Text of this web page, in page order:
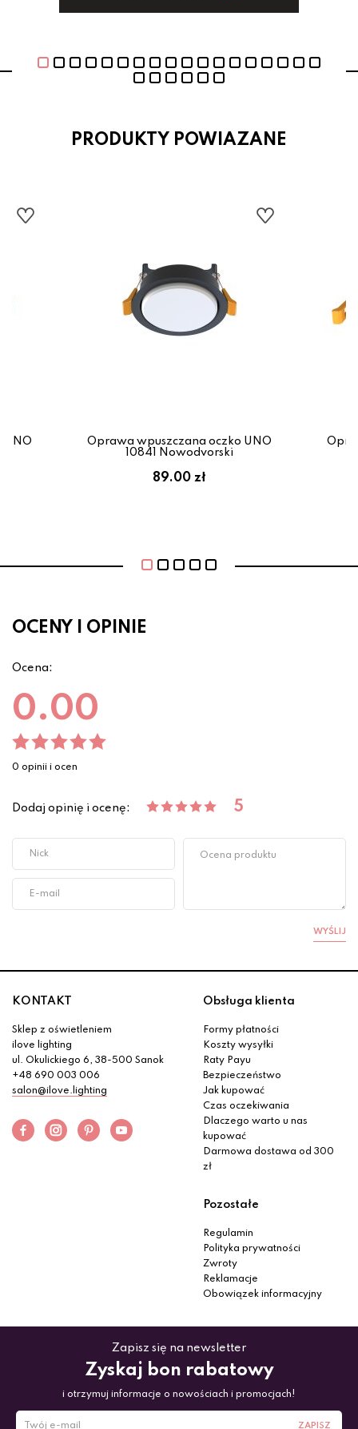
PRODUKTY POWIAZANE
UNO
Oprawa wpuszczana oczko UNO
10841 Nowodvorski
89.00 zł
OCENY I OPINIE
Ocena:
0.00
0 opinii i ocen
Dodaj opinię i ocenę: 5
WYŚLIJ
KONTAKT
Sklep z oświetleniem
ilove lighting
ul. Okulickiego 6, 38-500 Sanok
+48 690 003 006
salon@ilove.lighting
Obsługa klienta
Formy płatności
Koszty wysyłki
Raty Payu
Bezpieczeństwo
Jak kupować
Czas oczekiwania
Dlaczego warto u nas
kupować
Darmowa dostawa od 300
zł
Pozostałe
Regulamin
Polityka prywatności
Zwroty
Reklamacje
Obowiązek informacyjny
Zapisz się na newsletter
Zyskaj bon rabatowy
i otrzymuj informacje o nowościach i promocjach!
ZAPISZ